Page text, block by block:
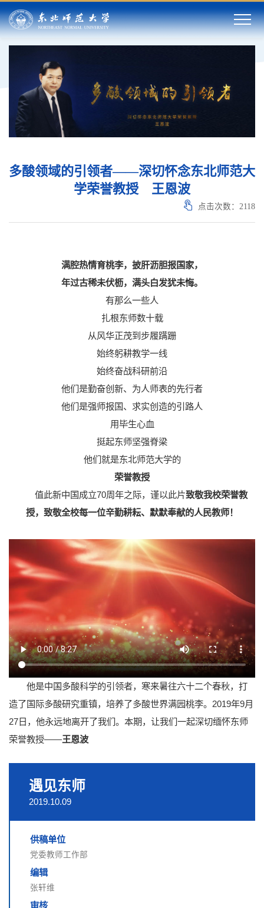
遇见东师
2019.10.09
供稿单位
党委教师工作部
编辑
张轩维
审核
多酸领域的引领者——深切怀念东北师范大
学荣誉教授 王恩波
点击次数： 2118
满腔热情育桃李，披肝沥胆报国家，
年过古稀未伏枥，满头白发犹未悔。
有那么一些人
扎根东师数十载
从风华正茂到步履蹒跚
始终躬耕教学一线
始终奋战科研前沿
他们是勤奋创新、为人师表的先行者
他们是强师报国、求实创造的引路人
用毕生心血
挺起东师坚强脊梁
他们就是东北师范大学的
荣誉教授
值此新中国成立70周年之际，谨以此片致敬我校荣誉教
授，致敬全校每一位辛勤耕耘、默默奉献的人民教师！
他是中国多酸科学的引领者，寒来暑往六十二个春秋，打
造了国际多酸研究重镇，培养了多酸世界满园桃李。2019年9月
27日，他永远地离开了我们。本期，让我们一起深切缅怀东师
荣誉教授——王恩波